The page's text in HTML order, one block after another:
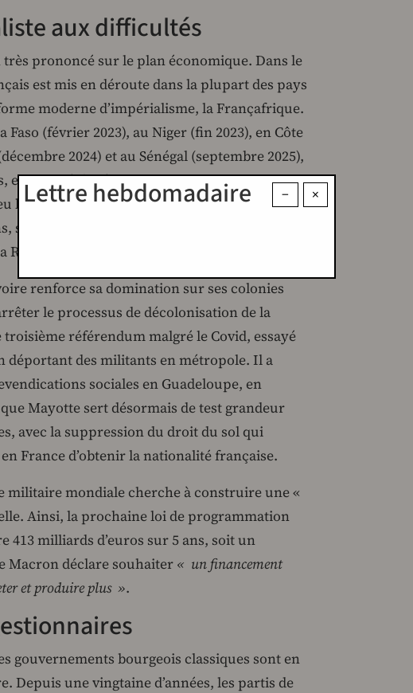
aux difficultés
prononcé sur le plan économique. Dans le
est mis en déroute dans la plupart des pays
moderne d’impérialisme, la Françafrique.
(février 2023), au Niger (fin 2023), en Côte
2024) et au Sénégal (septembre 2025),
et ses intérêts économiques et politiques sont
lieu à l’initiative des régimes, soit en raison du
de l’émergence d’influences
et de la Chine.
renforce sa domination sur ses colonies
le processus de décolonisation de la
référendum malgré le Covid, essayé
déportant des militants en métropole. Il a
sociales en Guadeloupe, en
Mayotte sert désormais de test grandeur
avec la suppression du droit du sol qui
France d’obtenir la nationalité française.
militaire mondiale cherche à construire une «
Ainsi, la prochaine loi de programmation
milliards d’euros sur 5 ans, soit un
Macron déclare souhaiter « un financement
et produire plus ».
gouvernements bourgeois classiques sont en
Depuis une vingtaine d’années, les partis de
×
−
Lettre hebdomadaire